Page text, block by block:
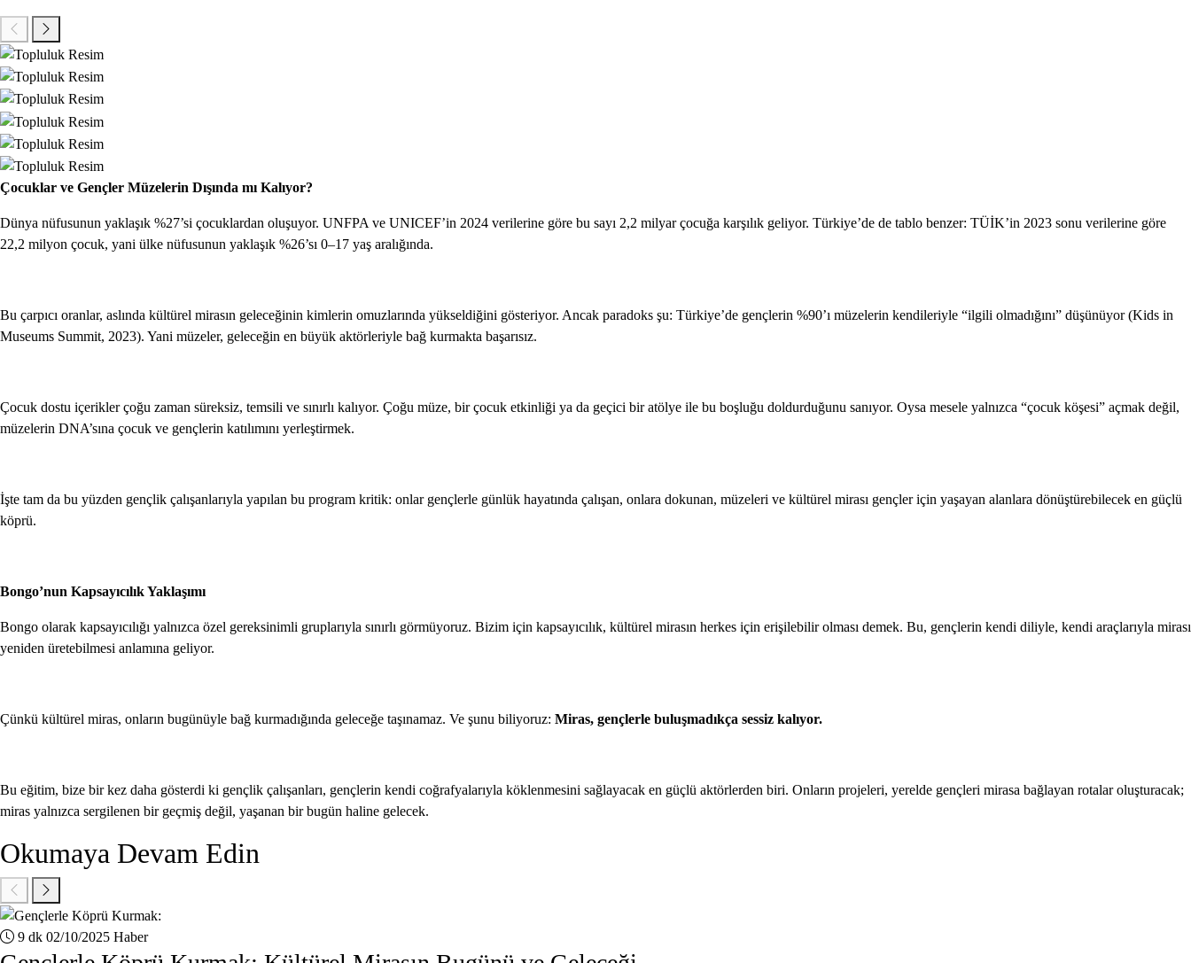
Çocuklar ve Gençler Müzelerin Dışında mı Kalıyor?
Dünya nüfusunun yaklaşık %27’si çocuklardan oluşuyor. UNFPA ve UNICEF’in 2024 verilerine göre bu sayı 2,2 milyar çocuğa karşılık geliyor. Türkiye’de de tablo benzer: TÜİK’in 2023 sonu verilerine göre
22,2 milyon çocuk, yani ülke nüfusunun yaklaşık %26’sı 0–17 yaş aralığında.
Bu çarpıcı oranlar, aslında kültürel mirasın geleceğinin kimlerin omuzlarında yükseldiğini gösteriyor. Ancak paradoks şu: Türkiye’de gençlerin %90’ı müzelerin kendileriyle “ilgili olmadığını” düşünüyor (Kids in
Museums Summit, 2023). Yani müzeler, geleceğin en büyük aktörleriyle bağ kurmakta başarısız.
Çocuk dostu içerikler çoğu zaman süreksiz, temsili ve sınırlı kalıyor. Çoğu müze, bir çocuk etkinliği ya da geçici bir atölye ile bu boşluğu doldurduğunu sanıyor. Oysa mesele yalnızca “çocuk köşesi” açmak değil,
müzelerin DNA’sına çocuk ve gençlerin katılımını yerleştirmek.
İşte tam da bu yüzden gençlik çalışanlarıyla yapılan bu program kritik: onlar gençlerle günlük hayatında çalışan, onlara dokunan, müzeleri ve kültürel mirası gençler için yaşayan alanlara dönüştürebilecek en güçlü
köprü.
Bongo’nun Kapsayıcılık Yaklaşımı
Bongo olarak kapsayıcılığı yalnızca özel gereksinimli gruplarıyla sınırlı görmüyoruz. Bizim için kapsayıcılık, kültürel mirasın herkes için erişilebilir olması demek. Bu, gençlerin kendi diliyle, kendi araçlarıyla mirası
yeniden üretebilmesi anlamına geliyor.
Çünkü kültürel miras, onların bugünüyle bağ kurmadığında geleceğe taşınamaz. Ve şunu biliyoruz: Miras, gençlerle buluşmadıkça sessiz kalıyor.
Bu eğitim, bize bir kez daha gösterdi ki gençlik çalışanları, gençlerin kendi coğrafyalarıyla köklenmesini sağlayacak en güçlü aktörlerden biri. Onların projeleri, yerelde gençleri mirasa bağlayan rotalar oluşturacak;
miras yalnızca sergilenen bir geçmiş değil, yaşanan bir bugün haline gelecek.
Okumaya Devam Edin
9 dk 02/10/2025 Haber